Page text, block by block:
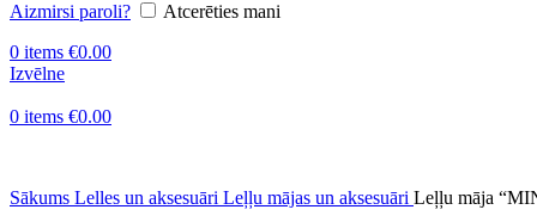
Aizmirsi paroli?
Atcerēties mani
0 items €0.00
Izvēlne
0 items €0.00
Sākums Lelles un aksesuāri Leļļu mājas un aksesuāri Leļļu māja